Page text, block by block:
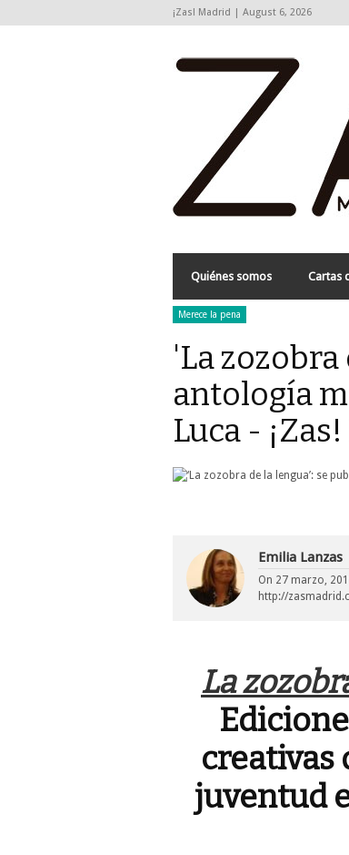
¡Zas! Madrid | August 6, 2026
Quiénes somos Cartas
Merece la pena
'La
antología
Luca -
Emilia Lanzas
On 27 marzo,
http://
La
creativas
juventud